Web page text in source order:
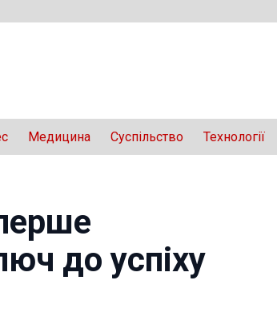
Медицина Суспільство Технології
до успіху